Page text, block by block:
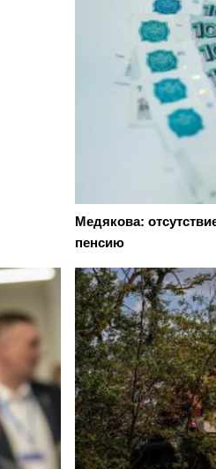
Медякова:
пенсию